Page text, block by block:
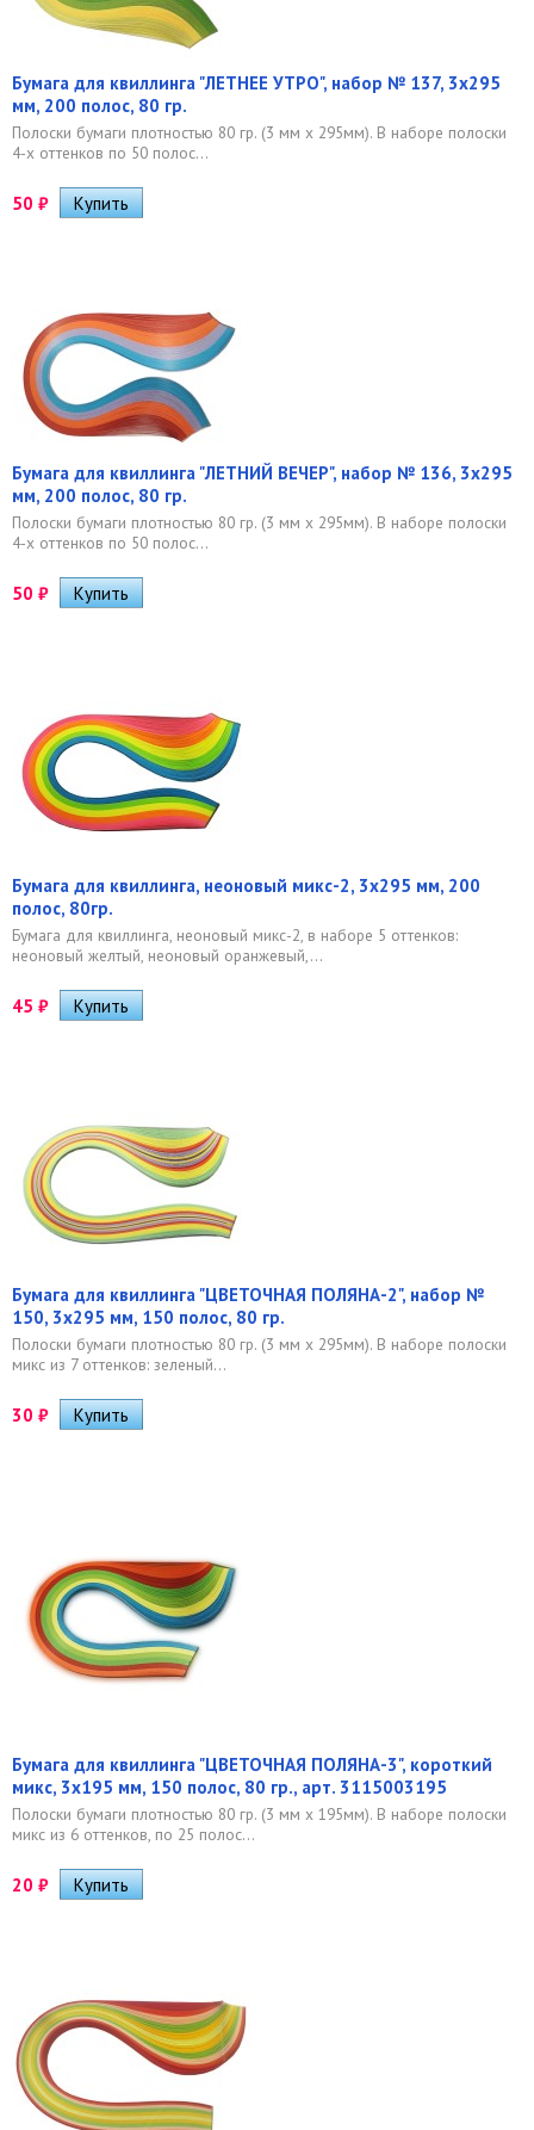
Бумага для квиллинга "ЛЕТНЕЕ УТРО", набор № 137, 3х295
мм, 200 полос, 80 гр.
Полоски бумаги плотностью 80 гр. (3 мм x 295мм). В наборе полоски
4-х оттенков по 50 полос...
50 ₽
Бумага для квиллинга "ЛЕТНИЙ ВЕЧЕР", набор № 136, 3х295
мм, 200 полос, 80 гр.
Полоски бумаги плотностью 80 гр. (3 мм x 295мм). В наборе полоски
4-х оттенков по 50 полос...
50 ₽
Бумага для квиллинга, неоновый микс-2, 3х295 мм, 200
полос, 80гр.
Бумага для квиллинга, неоновый микс-2, в наборе 5 оттенков:
неоновый желтый, неоновый оранжевый,...
45 ₽
Бумага для квиллинга "ЦВЕТОЧНАЯ ПОЛЯНА-2", набор №
150, 3х295 мм, 150 полос, 80 гр.
Полоски бумаги плотностью 80 гр. (3 мм x 295мм). В наборе полоски
микс из 7 оттенков: зеленый...
30 ₽
Бумага для квиллинга "ЦВЕТОЧНАЯ ПОЛЯНА-3", короткий
микс, 3х195 мм, 150 полос, 80 гр., арт. 3115003195
Полоски бумаги плотностью 80 гр. (3 мм x 195мм). В наборе полоски
микс из 6 оттенков, по 25 полос...
20 ₽